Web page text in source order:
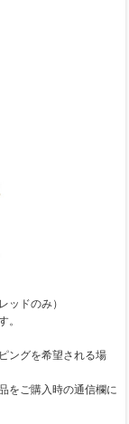
ッドのみ）
。
ングを希望される場
をご購入時の通信欄に